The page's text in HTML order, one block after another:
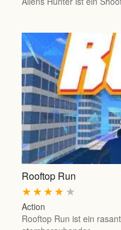
Rooftop Run
★
★
★
★
★
Action
Rooftop Run ist ein